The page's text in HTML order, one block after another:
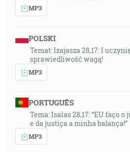
MP3
POLSKI
Temat: Izajasza 28,17: I
sprawiedliwość wagą!
MP3
PORTUGUÊS
Tema: Isaías 28,17: “EU faço
e da justiça a minha balança!”
MP3